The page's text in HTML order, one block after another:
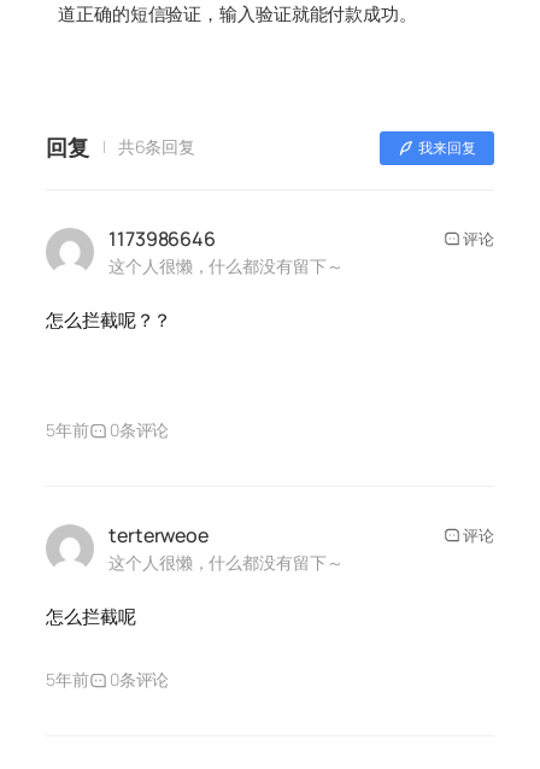
道正确的短信验证，输入验证就能付款成功。
回复 共6条回复 我来回复
1173986646
这个人很懒，什么都没有留下～
评论
怎么拦截呢？？
5年前 0条评论
terterweoe
这个人很懒，什么都没有留下～
评论
怎么拦截呢
5年前 0条评论